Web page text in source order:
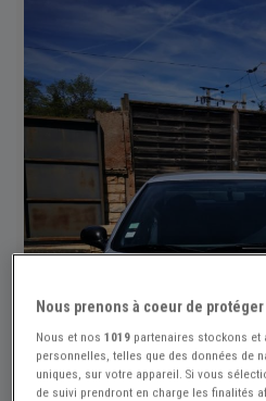
Nous prenons à coeur de
Nous et nos1019 partenaires stockons et
personnelles, telles que des données de
uniques, sur votre appareil. Si vous
de suivi prendront en charge les finalités